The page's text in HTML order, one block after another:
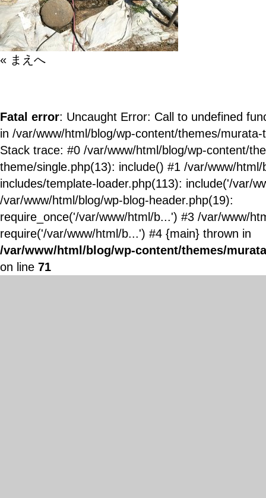
« まえへ
Fatal error: Uncaught Error: Call to undefined
in /var/www/html/blog/wp-content/themes/
Stack trace: #0 /var/www/html/blog/wp-content/
theme/single.php(13): include() #1 /var/www/html/
includes/template-loader.php(113): include('/var/
/var/www/html/blog/wp-blog-header.php(19):
require_once('/var/www/html/b...') #3 /var/www/
require('/var/www/html/b...') #4 {main} thrown in
/var/www/html/blog/wp-content/themes/
on line 71